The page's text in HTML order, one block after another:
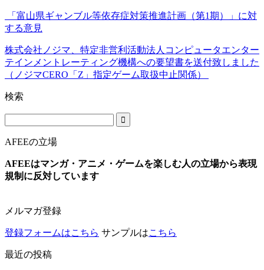
「富山県ギャンブル等依存症対策推進計画（第1期）」に対
する意見
株式会社ノジマ、特定非営利活動法人コンピュータエンター
テインメントレーティング機構への要望書を送付致しました
（ノジマCERO「Z」指定ゲーム取扱中止関係）
検索
AFEEの立場
AFEEはマンガ・アニメ・ゲームを楽しむ人の立場から表現
規制に反対しています
メルマガ登録
登録フォームはこちら サンプルはこちら
最近の投稿